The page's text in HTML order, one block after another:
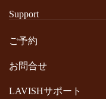
Support
ご予約
お問合せ
LAVISHサポート